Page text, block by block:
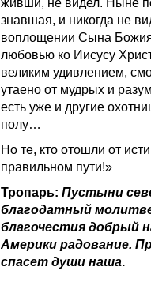
знавшая, и никогда не
воплощении Сына Божия
любовью ко Иисусу
великим удивлением,
утаено от мудрых и
есть уже и другие
полу…
Но те, кто отошли от
правильном пути!»
Тропарь: Пустыни
благодатный
благочестия добрый
Америки радование.
спасет души наша.